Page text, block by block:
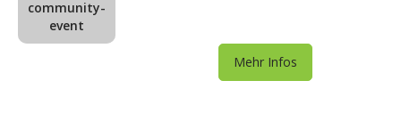
community-
event
Mehr Infos